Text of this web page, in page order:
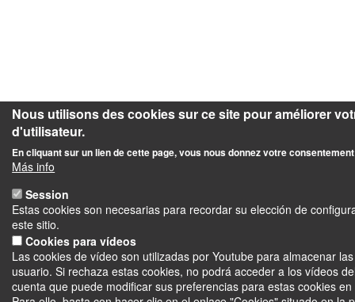
Nous utilisons des cookies sur ce site pour améliorer
d'utilisateur.
En cliquant sur un lien de cette page, vous nous donnez votre
Más info
Session
Estas cookies son necesarias para recordar su elección de
este sitio.
Cookies para vídeos
Las cookies de vídeo son utilizadas por Youtube para almacenar
usuario. Si rechaza estas cookies, no podrá acceder a los vídeos
cuenta que puede modificar sus preferencias para estas cookies